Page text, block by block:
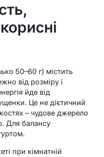
50–60 г) містить
від розміру і
йде від
Це не дієтичний
– чудове джерело
Для балансу
при кімнатній